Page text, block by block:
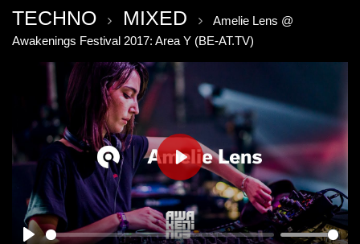
TECHNO MIXED
Amelie Lens @
Awakenings Festival 2017: Area Y (BE-AT.TV)
PLAY